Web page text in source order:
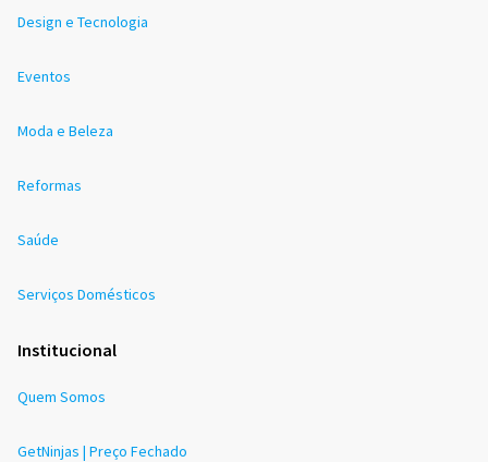
Design e Tecnologia
Eventos
Moda e Beleza
Reformas
Saúde
Serviços Domésticos
Institucional
Quem Somos
GetNinjas | Preço Fechado